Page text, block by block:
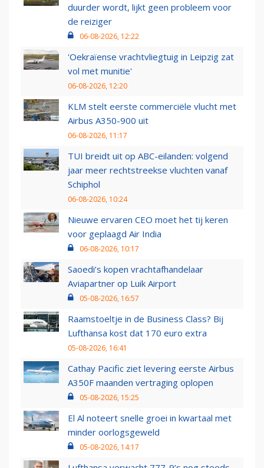
duurder wordt, lijkt geen probleem voor
de reiziger
06-08-2026, 12:22
'Oekraïense vrachtvliegtuig in Leipzig zat
vol met munitie'
06-08-2026, 12:20
KLM stelt eerste commerciële vlucht met
Airbus A350-900 uit
06-08-2026, 11:17
TUI breidt uit op ABC-eilanden: volgend
jaar meer rechtstreekse vluchten vanaf
Schiphol
06-08-2026, 10:24
Nieuwe ervaren CEO moet het tij keren
voor geplaagd Air India
06-08-2026, 10:17
Saoedi’s kopen vrachtafhandelaar
Aviapartner op Luik Airport
05-08-2026, 16:57
Raamstoeltje in de Business Class? Bij
Lufthansa kost dat 170 euro extra
05-08-2026, 16:41
Cathay Pacific ziet levering eerste Airbus
A350F maanden vertraging oplopen
05-08-2026, 15:25
El Al noteert snelle groei in kwartaal met
minder oorlogsgeweld
05-08-2026, 14:17